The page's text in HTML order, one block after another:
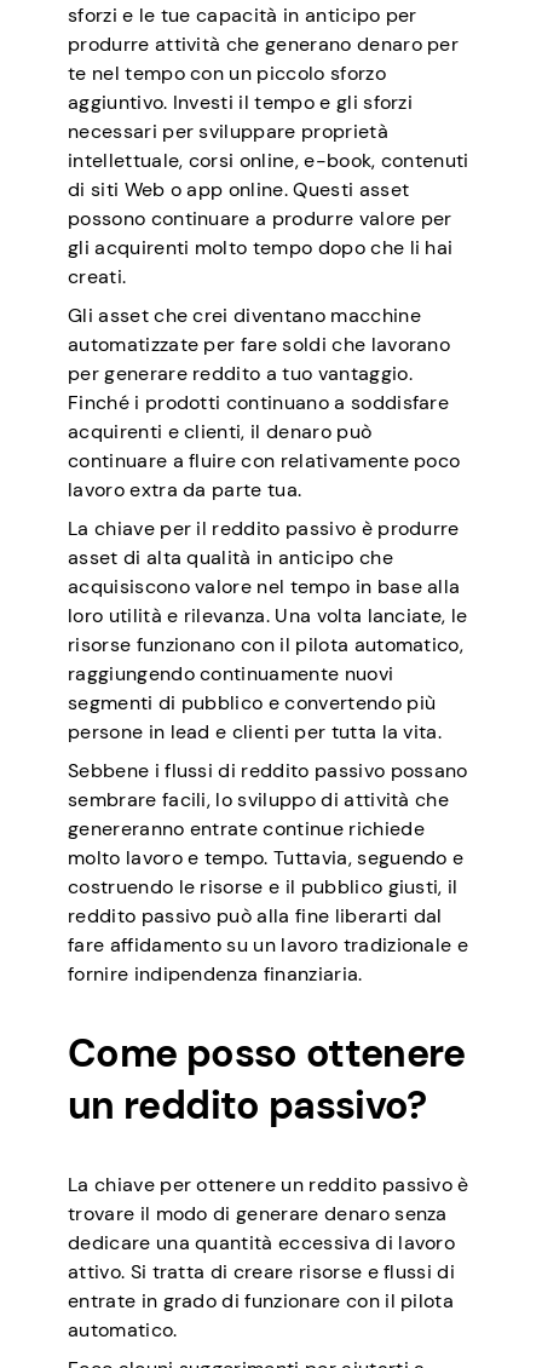
sforzi e le tue capacità in anticipo per
produrre attività che generano denaro per
te nel tempo con un piccolo sforzo
aggiuntivo. Investi il tempo e gli sforzi
necessari per sviluppare proprietà
intellettuale, corsi online, e-book, contenuti
di siti Web o app online. Questi asset
possono continuare a produrre valore per
gli acquirenti molto tempo dopo che li hai
creati.
Gli asset che crei diventano macchine
automatizzate per fare soldi che lavorano
per generare reddito a tuo vantaggio.
Finché i prodotti continuano a soddisfare
acquirenti e clienti, il denaro può
continuare a fluire con relativamente poco
lavoro extra da parte tua.
La chiave per il reddito passivo è produrre
asset di alta qualità in anticipo che
acquisiscono valore nel tempo in base alla
loro utilità e rilevanza. Una volta lanciate, le
risorse funzionano con il pilota automatico,
raggiungendo continuamente nuovi
segmenti di pubblico e convertendo più
persone in lead e clienti per tutta la vita.
Sebbene i flussi di reddito passivo possano
sembrare facili, lo sviluppo di attività che
genereranno entrate continue richiede
molto lavoro e tempo. Tuttavia, seguendo e
costruendo le risorse e il pubblico giusti, il
reddito passivo può alla fine liberarti dal
fare affidamento su un lavoro tradizionale e
fornire indipendenza finanziaria.
Come posso ottenere
un reddito passivo?
La chiave per ottenere un reddito passivo è
trovare il modo di generare denaro senza
dedicare una quantità eccessiva di lavoro
attivo. Si tratta di creare risorse e flussi di
entrate in grado di funzionare con il pilota
automatico.